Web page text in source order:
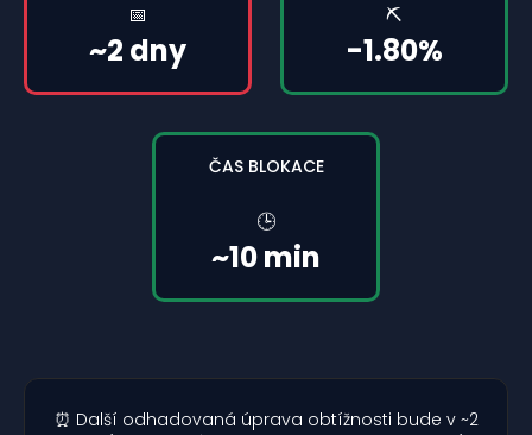
📅
~2 dny
⛏️
-1.80%
ČAS BLOKACE
🕒
~10 min
⏰ Další odhadovaná úprava obtížnosti bude v ~2